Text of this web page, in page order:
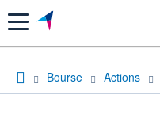
Menu
Bourse Actions